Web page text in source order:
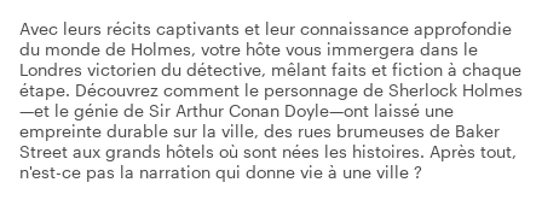
Avec leurs récits captivants et leur connaissance approfondie
du monde de Holmes, votre hôte vous immergera dans le
Londres victorien du détective, mêlant faits et fiction à chaque
étape. Découvrez comment le personnage de Sherlock Holmes
—et le génie de Sir Arthur Conan Doyle—ont laissé une
empreinte durable sur la ville, des rues brumeuses de Baker
Street aux grands hôtels où sont nées les histoires. Après tout,
n'est-ce pas la narration qui donne vie à une ville ?